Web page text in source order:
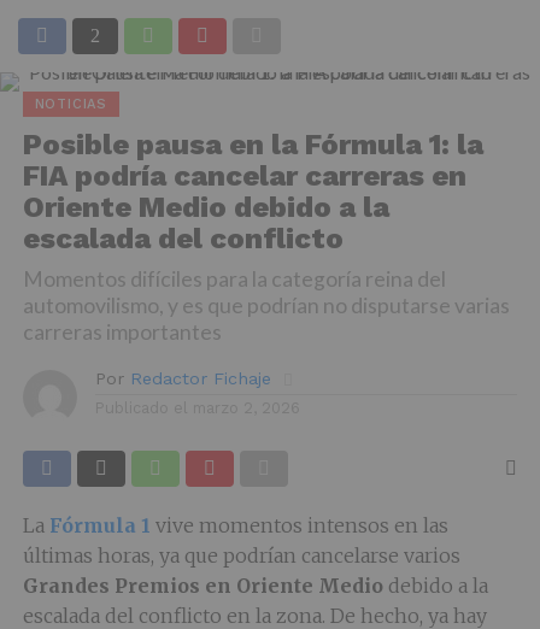
NOTICIAS
Posible pausa en la Fórmula 1: la
FIA podría cancelar carreras en
Oriente Medio debido a la
escalada del conflicto
Momentos difíciles para la categoría reina del
automovilismo, y es que podrían no disputarse varias
carreras importantes
Por Redactor Fichaje
LaFórmula 1 vive momentos intensos en las
últimas horas, ya que podrían cancelarse varios
Grandes Premios en Oriente Mediodebido a la
escalada del conflicto en la zona. De hecho, ya hay